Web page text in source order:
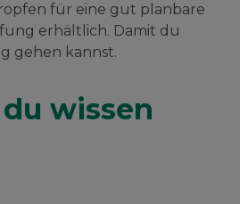
für eine gut planbare
erhältlich. Damit du
gehen kannst.
wissen